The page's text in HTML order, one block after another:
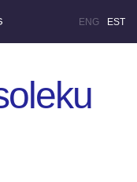
ENG EST